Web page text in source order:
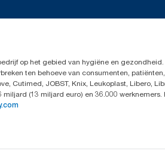
op het gebied van hygiëne en
ten behoeve van consumenten,
Cutimed, JOBST, Knix, Leukoplast, Libero,
(13 miljard euro) en 36.000